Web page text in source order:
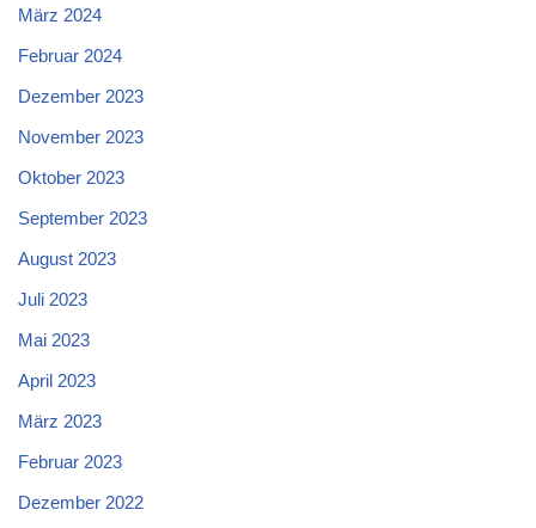
März 2024
Februar 2024
Dezember 2023
November 2023
Oktober 2023
September 2023
August 2023
Juli 2023
Mai 2023
April 2023
März 2023
Februar 2023
Dezember 2022